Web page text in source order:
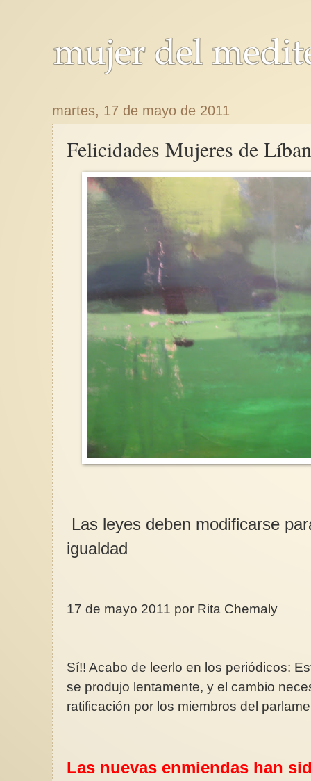
martes, 17 de mayo de 2011
Felicidades Mujeres de
Las leyes deben modificarse
igualdad
17 de mayo 2011 por Rita Chemaly
Sí!! Acabo de leerlo en los periódicos:
se produjo lentamente, y el cambio
ratificación por los miembros del
Las nuevas enmiendas han
Violencia sexual en España y
tramitaron 2.655 denuncias por
violación...
próximo al 15 que
Santa Teresa de